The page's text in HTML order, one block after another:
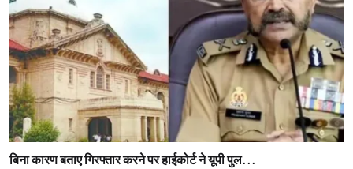
बिना कारण बताए गिरफ्तार करने पर हाईकोर्ट ने यूपी पुल...